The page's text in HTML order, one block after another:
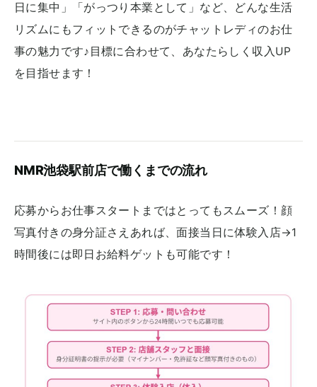
日に集中」「がっつり本業として」など、どんな生活
リズムにもフィットできるのがチャットレディのお仕
事の魅力です♪目標に合わせて、あなたらしく収入UP
を目指せます！
NMR池袋駅前店で働くまでの流れ
応募からお仕事スタートまではとってもスムーズ！顔
写真付きの身分証さえあれば、面接当日に体験入店→1
時間後には即日お給料ゲットも可能です！